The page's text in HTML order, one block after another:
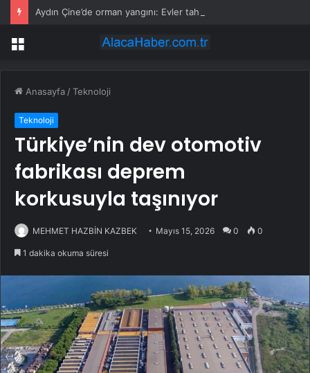
Menü
Anasayfa /Teknoloji
Teknoloji
Türkiye’nin dev otomotiv
fabrikası deprem
korkusuyla taşınıyor
MEHMET HAZBİN KAZBEK Mayıs 15, 2026 0 0
1 dakika okuma süresi